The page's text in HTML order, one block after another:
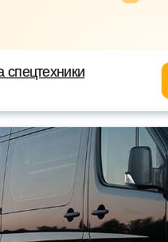
спецтехники